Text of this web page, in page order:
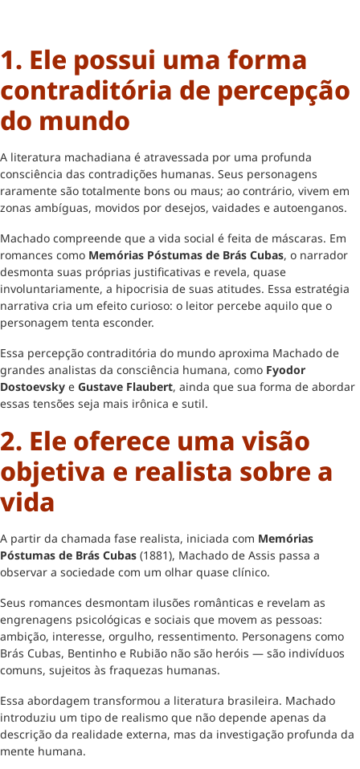
1. Ele possui uma forma
contraditória de percepção
do mundo
A literatura machadiana é atravessada por uma profunda
consciência das contradições humanas. Seus personagens
raramente são totalmente bons ou maus; ao contrário, vivem em
zonas ambíguas, movidos por desejos, vaidades e autoenganos.
Machado compreende que a vida social é feita de máscaras. Em
romances como Memórias Póstumas de Brás Cubas, o narrador
desmonta suas próprias justificativas e revela, quase
involuntariamente, a hipocrisia de suas atitudes. Essa estratégia
narrativa cria um efeito curioso: o leitor percebe aquilo que o
personagem tenta esconder.
Essa percepção contraditória do mundo aproxima Machado de
grandes analistas da consciência humana, como Fyodor
Dostoevsky e Gustave Flaubert, ainda que sua forma de abordar
essas tensões seja mais irônica e sutil.
2. Ele oferece uma visão
objetiva e realista sobre a
vida
A partir da chamada fase realista, iniciada com Memórias
Póstumas de Brás Cubas (1881), Machado de Assis passa a
observar a sociedade com um olhar quase clínico.
Seus romances desmontam ilusões românticas e revelam as
engrenagens psicológicas e sociais que movem as pessoas:
ambição, interesse, orgulho, ressentimento. Personagens como
Brás Cubas, Bentinho e Rubião não são heróis — são indivíduos
comuns, sujeitos às fraquezas humanas.
Essa abordagem transformou a literatura brasileira. Machado
introduziu um tipo de realismo que não depende apenas da
descrição da realidade externa, mas da investigação profunda da
mente humana.